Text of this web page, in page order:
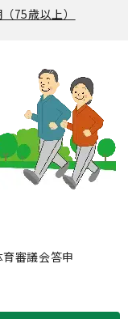
75歳以上）
審議会答申